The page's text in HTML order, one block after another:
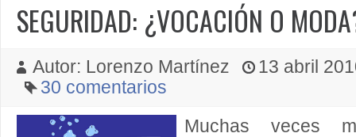
SEGURIDAD: ¿VOCACIÓN O
Autor: Lorenzo Martínez
13 abril
30 comentarios
Muchas veces